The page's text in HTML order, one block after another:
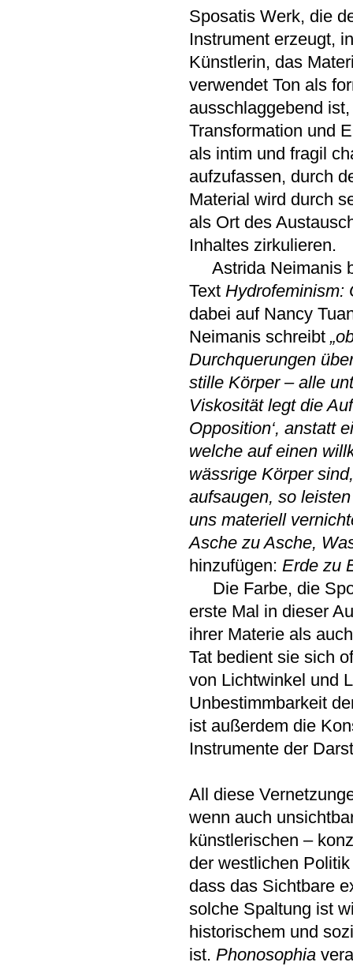
Sposatis Werk, die
Instrument erzeugt,
Künstlerin, das
verwendet Ton als
ausschlaggebend
Transformation und
als intim und fragil
aufzufassen, durch
Material wird durch
als Ort des
Inhaltes zirkulieren.
Astrida Neimanis
Text Hydrofeminism:
dabei auf Nancy
Neimanis schreibt
Durchquerungen
stille Körper – alle
Viskosität legt die
Opposition‘, anstatt
welche auf einen
wässrige Körper
aufsaugen, so
uns materiell
Asche zu Asche,
hinzufügen: Erde zu
Die Farbe, die
erste Mal in dieser
ihrer Materie als
Tat bedient sie sich
von Lichtwinkel und
Unbestimmbarkeit
ist außerdem die
Instrumente der
All diese
wenn auch
künstlerischen –
der westlichen
dass das Sichtbare
solche Spaltung ist
historischem und
ist. Phonosophia